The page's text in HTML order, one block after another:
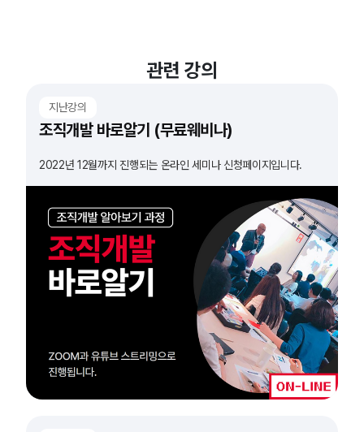
관련 강의
지난강의
조직개발 바로알기 (무료웨비나)
2022년 12월까지 진행되는 온라인 세미나 신청페이지입니다.